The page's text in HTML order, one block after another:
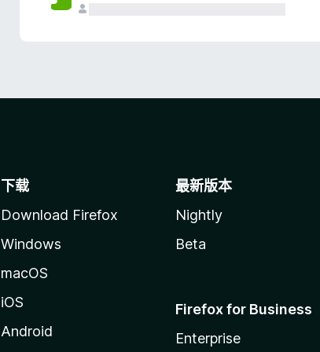
下载
Download Firefox
Windows
macOS
iOS
Android
最新版本
Nightly
Beta
Firefox for Business
Enterprise